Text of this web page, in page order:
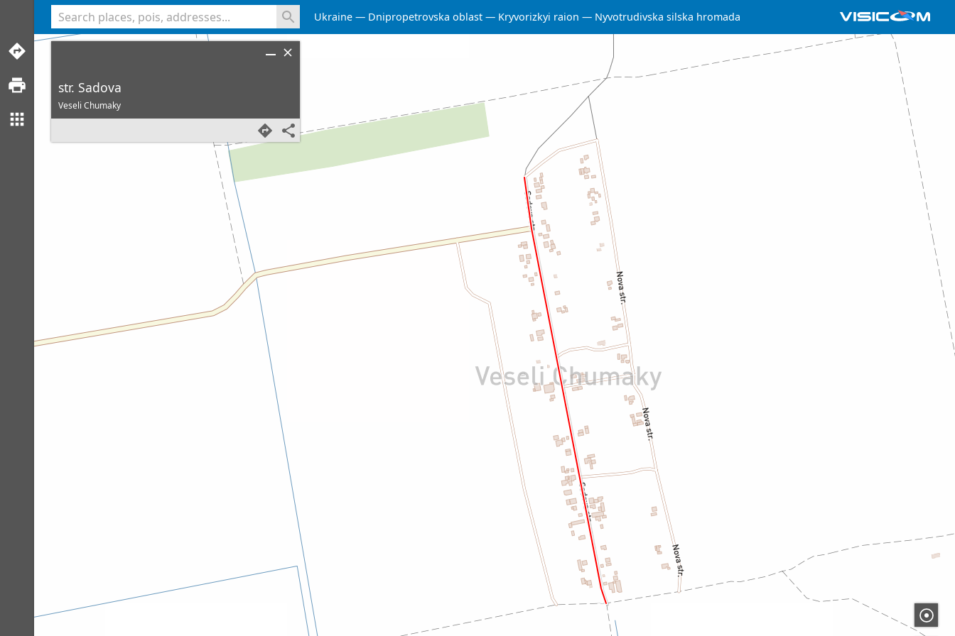
Ukraine Dnipropetrovska oblast Kryvorizkyi raion Nyvotrudivska silska hromada
str. Sadova
Veseli Chumaky
<% console.log(hcard) %>